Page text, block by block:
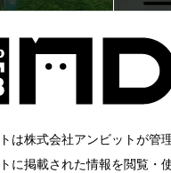
は株式会社アンビットが管
に掲載された情報を閲覧・